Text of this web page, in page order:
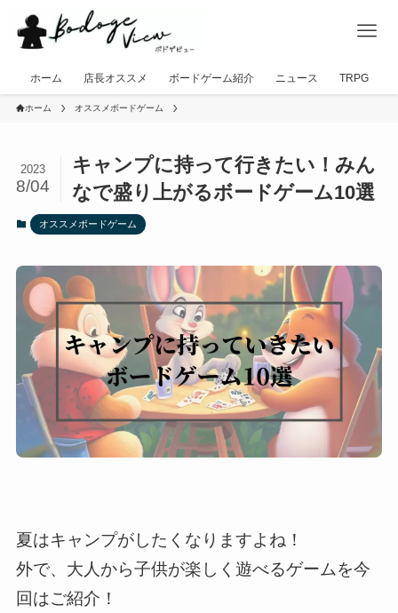
ホーム 店長オススメ ボードゲーム紹介 ニュース TRPG
ホーム オススメボードゲーム
キャンプに持って行きたい！みん
なで盛り上がるボードゲーム10選
2023
8/04
オススメボードゲーム
夏はキャンプがしたくなりますよね！
外で、大人から子供が楽しく遊べるゲームを今
回はご紹介！